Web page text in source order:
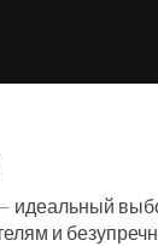
идеальный
и